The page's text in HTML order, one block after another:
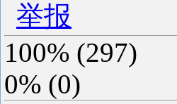
举报
100% (297)
0% (0)